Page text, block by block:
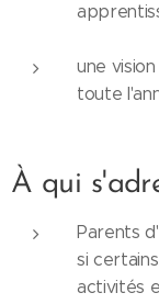
une
toute
À qui
Parents
si
activités